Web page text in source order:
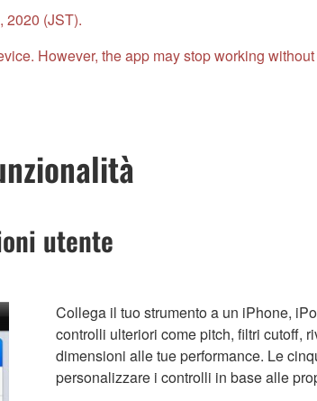
2020 (JST).
However, the app may stop working
utente
Collega il tuo strumento a un iPhone,
controlli ulteriori come pitch, filtri cutoff,
dimensioni alle tue performance. Le
personalizzare i controlli in base alle